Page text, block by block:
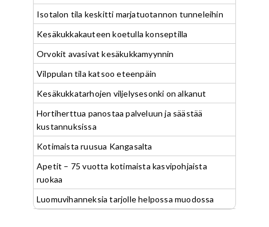
Isotalon tila keskitti marjatuotannon tunneleihin
Kesäkukkakauteen koetulla konseptilla
Orvokit avasivat kesäkukkamyynnin
Vilppulan tila katsoo eteenpäin
Kesäkukkatarhojen viljelysesonki on alkanut
Hortiherttua panostaa palveluun ja säästää
kustannuksissa
Kotimaista ruusua Kangasalta
Apetit – 75 vuotta kotimaista kasvipohjaista
ruokaa
Luomuvihanneksia tarjolle helpossa muodossa